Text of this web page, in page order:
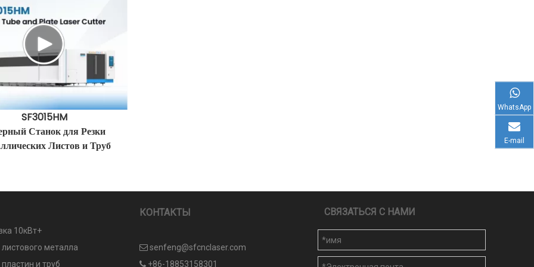
SF3015HM
Станок для Резки
Листов и Труб
10кВт+
металла
и труб
КОНТАКТЫ
 senfeng@sfcnclaser.com
 +86-18853158301
СВЯЗАТЬСЯ С НАМИ
WhatsApp
E-mail